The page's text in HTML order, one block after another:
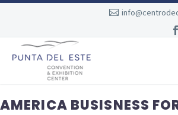
AMERICA BUSISNESS